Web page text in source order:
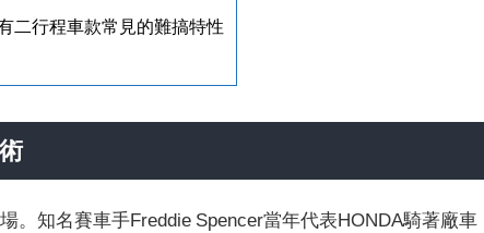
二行程車款常見的難搞特性
。知名賽車手Freddie Spencer當年代表HONDA騎著廠車